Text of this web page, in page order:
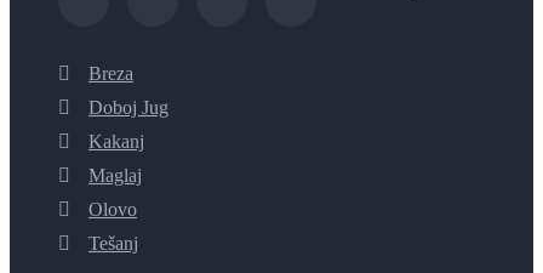
Breza
Doboj Jug
Kakanj
Maglaj
Olovo
Tešanj